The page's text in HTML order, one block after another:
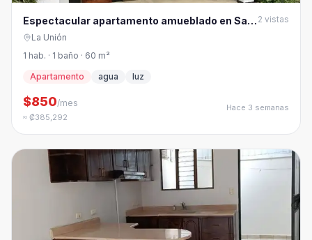
Espectacular apartamento amueblado en San
Ramón de Tres Ríos
2 vistas
La Unión
1 hab. · 1 baño · 60 m²
Apartamento
agua luz
$850/mes
≈ ₡385,292
Hace 3 semanas